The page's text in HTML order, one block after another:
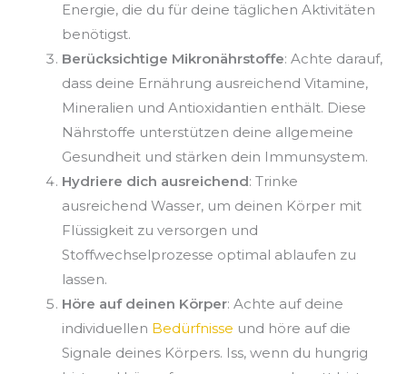
Energie, die du für deine täglichen Aktivitäten
benötigst.
Berücksichtige Mikronährstoffe: Achte darauf,
dass deine Ernährung ausreichend Vitamine,
Mineralien und Antioxidantien enthält. Diese
Nährstoffe unterstützen deine allgemeine
Gesundheit und stärken dein Immunsystem.
Hydriere dich ausreichend: Trinke
ausreichend Wasser, um deinen Körper mit
Flüssigkeit zu versorgen und
Stoffwechselprozesse optimal ablaufen zu
lassen.
Höre auf deinen Körper: Achte auf deine
individuellen Bedürfnisse und höre auf die
Signale deines Körpers. Iss, wenn du hungrig